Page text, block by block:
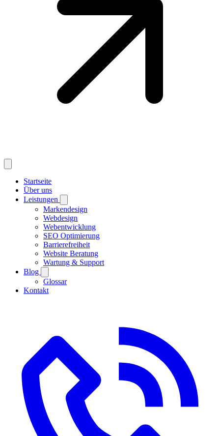
Startseite
Über uns
Leistungen
Markendesign
Webdesign
Webentwicklung
SEO Optimierung
Barrierefreiheit
Website Beratung
Wartung & Support
Blog
Glossar
Kontakt